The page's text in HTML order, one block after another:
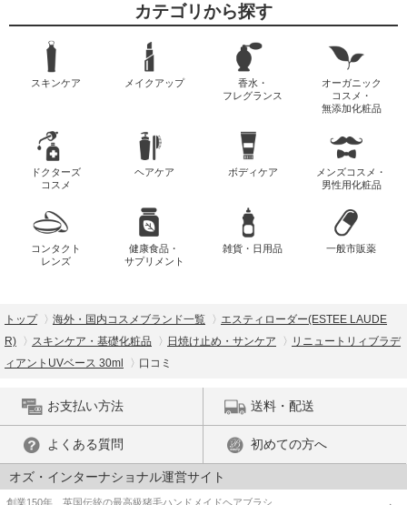
カテゴリから探す
スキンケア メイクアップ
香水・
フレグランス
オーガニック
コスメ・
無添加化粧品
ドクターズ
コスメ
ヘアケア ボディケア
メンズコスメ・
男性用化粧品
コンタクト
レンズ
健康食品・
サプリメント
雑貨・日用品 一般市販薬
トップ 海外・国内コスメブランド一覧
エスティローダー(ESTEE LAUDE
R)
スキンケア・基礎化粧品 日焼け止め・サンケア
リニュートリィブラデ
ィアントUVベース 30ml
口コミ
お支払い方法 送料・配送
よくある質問 初めての方へ
オズ・インターナショナル運営サイト
創業150年、英国伝統の最高級猪毛ハンドメイドヘアブラシ